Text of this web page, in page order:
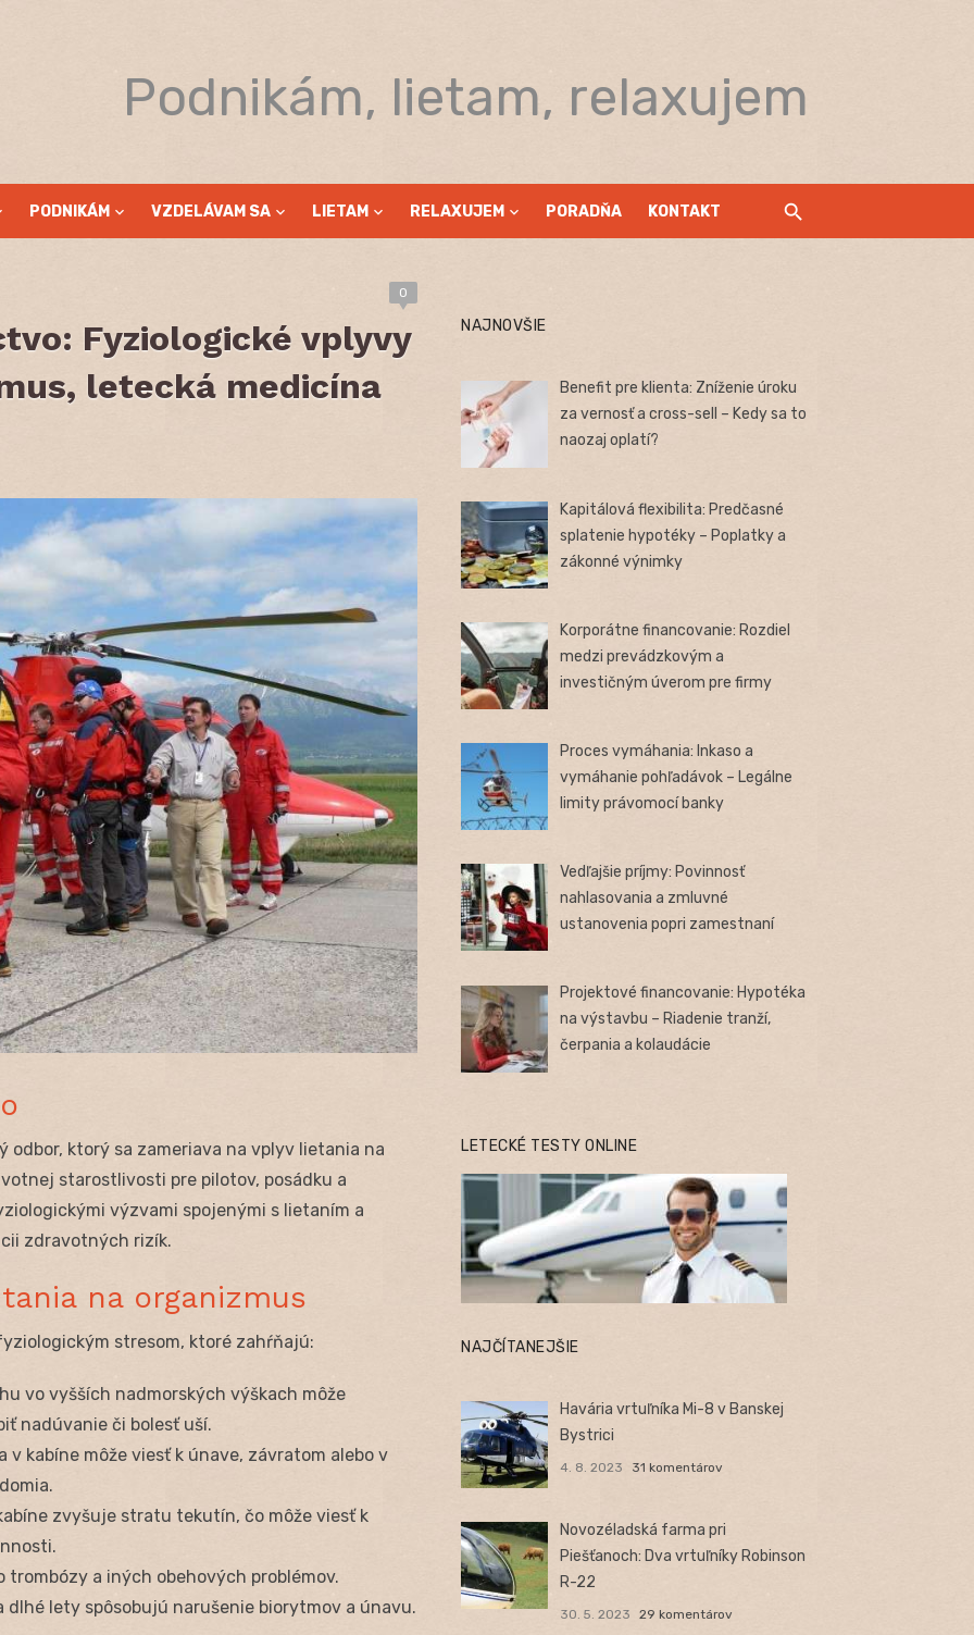
Podnikám, lietam, relaxujem
PODNIKÁM VZDELÁVAM SA LIETAM RELAXUJEM PORADŇA KONTAKT
0
Fyziologické vplyvy
letecká medicína
ktorý sa zameriava na vplyv lietania na
starostlivosti pre pilotov, posádku a
výzvami spojenými s lietaním a
zdravotných rizík.
na organizmus
stresom, ktoré zahŕňajú:
vo vyšších nadmorských výškach môže
nadúvanie či bolesť uší.
v kabíne môže viesť k únave, závratom alebo v
zvyšuje stratu tekutín, čo môže viesť k
a iných obehových problémov.
dlhé lety spôsobujú narušenie biorytmov a únavu.
NAJNOVŠIE
Benefit pre klienta: Zníženie úroku
za vernosť a cross-sell – Kedy sa to
naozaj oplatí?
Kapitálová flexibilita: Predčasné
splatenie hypotéky – Poplatky a
zákonné výnimky
Korporátne financovanie: Rozdiel
medzi prevádzkovým a
investičným úverom pre firmy
Proces vymáhania: Inkaso a
vymáhanie pohľadávok – Legálne
limity právomocí banky
Vedľajšie príjmy: Povinnosť
nahlasovania a zmluvné
ustanovenia popri zamestnaní
Projektové financovanie: Hypotéka
na výstavbu – Riadenie tranží,
čerpania a kolaudácie
LETECKÉ TESTY ONLINE
NAJČÍTANEJŠIE
Havária vrtuľníka Mi-8 v Banskej
Bystrici
4. 8. 2023 31 komentárov
Novozéladská farma pri
Piešťanoch: Dva vrtuľníky Robinson
R-22
30. 5. 2023 29 komentárov